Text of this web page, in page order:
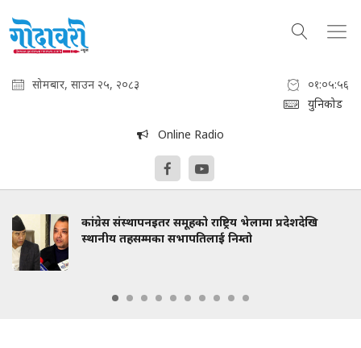
सोमबार, साउन २५, २०८३
०१:०५:५८
युनिकोड
Online Radio
कांग्रेस संस्थापनइतर समूहको राष्ट्रिय भेलामा प्रदेशदेखि
स्थानीय तहसम्मका सभापतिलाई निम्तो